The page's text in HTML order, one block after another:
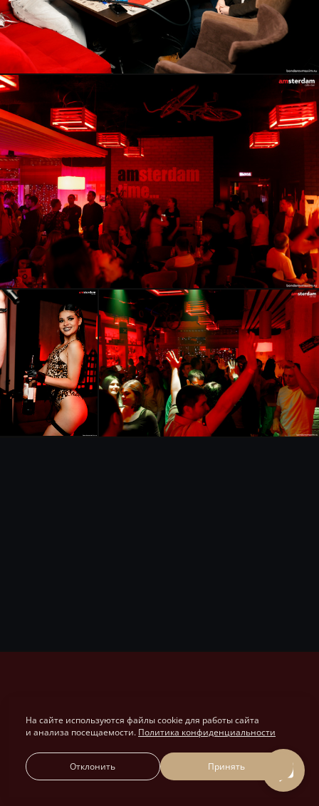
На сайте используются файлы cookie для работы сайта
и анализа посещаемости. Политика конфиденциальности
Отклонить Принять